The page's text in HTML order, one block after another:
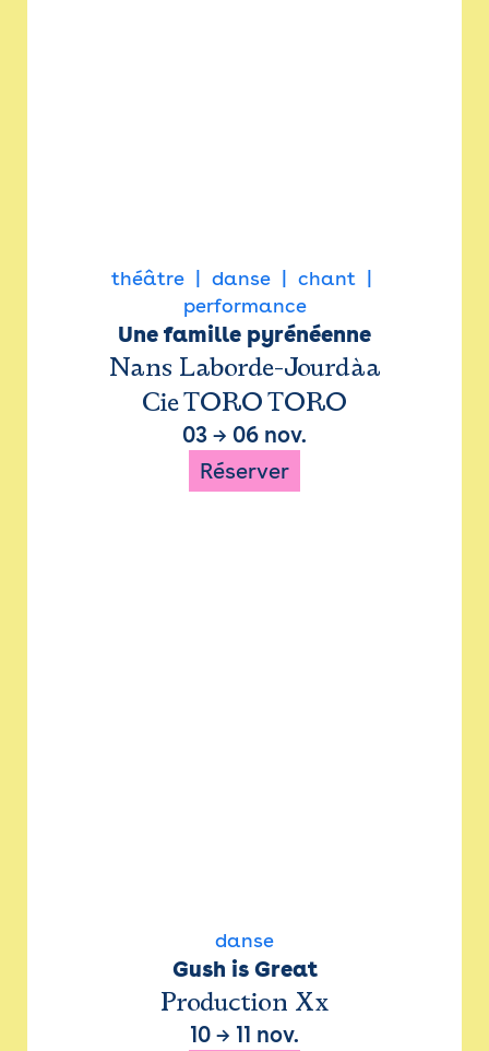
théâtre danse
chant
performance
Une famille pyrénéenne
Nans Laborde-Jourdàa
Cie TORO TORO
03 → 06 nov.
Réserver
danse
Gush is Great
Production Xx
10 → 11 nov.